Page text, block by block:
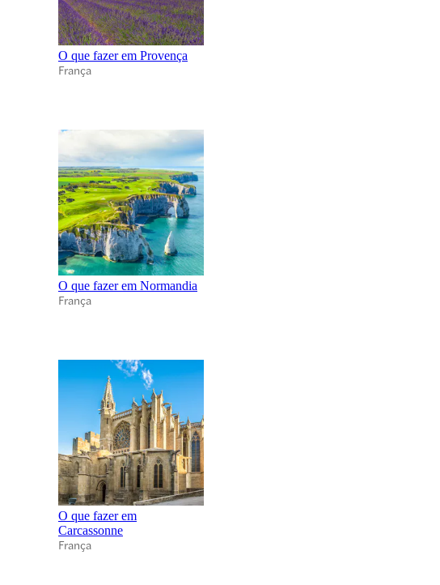
O que fazer em Provença
França
O que fazer em Normandia
França
O que fazer em
Carcassonne
França